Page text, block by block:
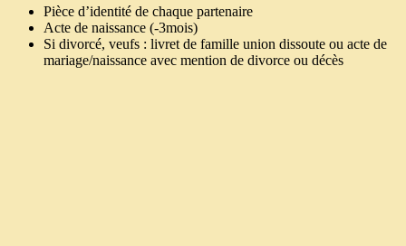
Pièce d’identité de chaque partenaire
Acte de naissance (-3mois)
Si divorcé, veufs : livret de famille union dissoute ou acte de
mariage/naissance avec mention de divorce ou décès